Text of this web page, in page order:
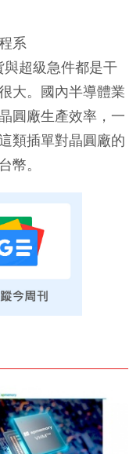
系
與超級急件都是干
大。國內半導體業
圓廠生產效率 ，一
類插單對晶圓廠的
幣。